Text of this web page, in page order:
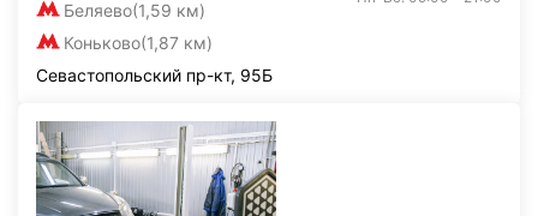
Беляево(1,59 км)
Коньково(1,87 км)
Севастопольский пр-кт, 95Б